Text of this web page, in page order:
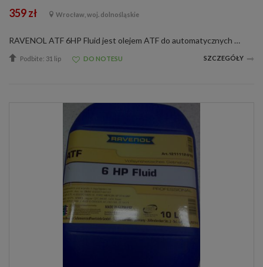
359 zł Wrocław, woj. dolnośląskie
RAVENOL ATF 6HP Fluid jest olejem ATF do automatycznych skrzyń biegów wyprodukowanym na bazie olejów hydrokrakowanych oraz PAO ze specjalnymi dodatkami oraz inhibitorami zapewniającymi idealne działanie skrzyń automatycznych.RAVENOL ATF 6HP Fluid jest ...
Podbite: 31 lip DO NOTESU SZCZEGÓŁY